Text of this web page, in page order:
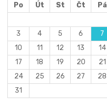
Po Út St Čt Pá
3
4 5 6 7
10
11 12 13 14
17
18 19 20 21
24
25 26 27 28
31